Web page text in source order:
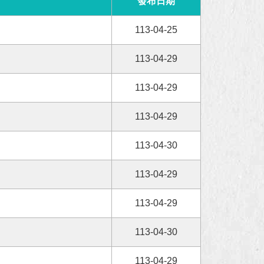
113-04-25
113-04-29
113-04-29
113-04-29
113-04-30
113-04-29
113-04-29
113-04-30
113-04-29